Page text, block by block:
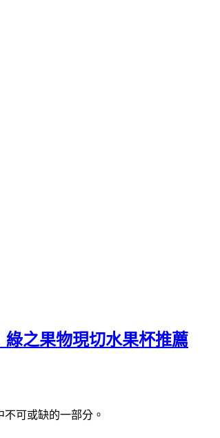
之果物現切水果杯推薦
可或缺的一部分。